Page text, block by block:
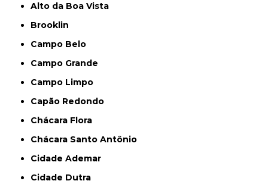
Alto da Boa Vista
Brooklin
Campo Belo
Campo Grande
Campo Limpo
Capão Redondo
Chácara Flora
Chácara Santo Antônio
Cidade Ademar
Cidade Dutra